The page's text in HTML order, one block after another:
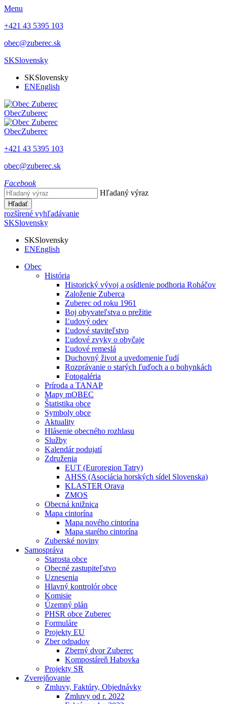
Menu
+421 43 5395 103
obec@zuberec.sk
SKSlovensky
SKSlovensky
ENEnglish
ObecZuberec
ObecZuberec
+421 43 5395 103
obec@zuberec.sk
Facebook
Hľadaný výraz
Hľadať
rozšírené vyhľadávanie
SKSlovensky
SKSlovensky
ENEnglish
Obec
História
Historický vývoj a osídlenie podhoria Roháčov
Založenie Zuberca
Zuberec od roku 1961
Boj obyvateľstva o prežitie
Ľudový odev
Ľudové staviteľstvo
Ľudové zvyky o obyčaje
Ľudové remeslá
Duchovný život a uvedomenie ľudí
Rozprávanie o starých ľuďoch a o bohynkách
Fotogaléria
Príroda a TANAP
Mapy mOBEC
Štatistika obce
Symboly obce
Aktuality
Hlásenie obecného rozhlasu
Služby
Kalendár podujatí
Združenia
EUT (Euroregion Tatry)
AHSS (Asociácia horských sídel Slovenska)
KLASTER Orava
ZMOS
Obecná knižnica
Mapa cintorína
Mapa nového cintorína
Mapa starého cintorína
Zuberské noviny
Samospráva
Starosta obce
Obecné zastupiteľstvo
Uznesenia
Hlavný kontrolór obce
Komisie
Územný plán
PHSR obce Zuberec
Formuláre
Projekty EU
Zber odpadov
Zberný dvor Zuberec
Kompostáreň Habovka
Projekty SR
Zverejňovanie
Zmluvy, Faktúry, Objednávky
Zmluvy od r. 2022